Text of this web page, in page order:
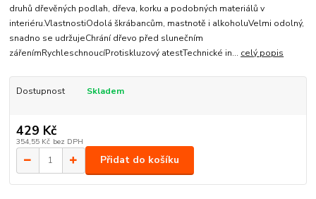
druhů dřevěných podlah, dřeva, korku a podobných materiálů v
interiéru.VlastnostiOdolá škrábancům, mastnotě i alkoholuVelmi odolný,
snadno se udržujeChrání dřevo před slunečním
zářenímRychleschnoucíProtiskluzový atestTechnické in... celý popis
Dostupnost Skladem
429 Kč
354,55 Kč bez DPH
Přidat do košíku